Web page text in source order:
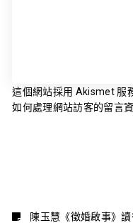
這個網站採用 Akismet 服
如何處理網站訪客的留言
陳玉慧《徵婚啟事》